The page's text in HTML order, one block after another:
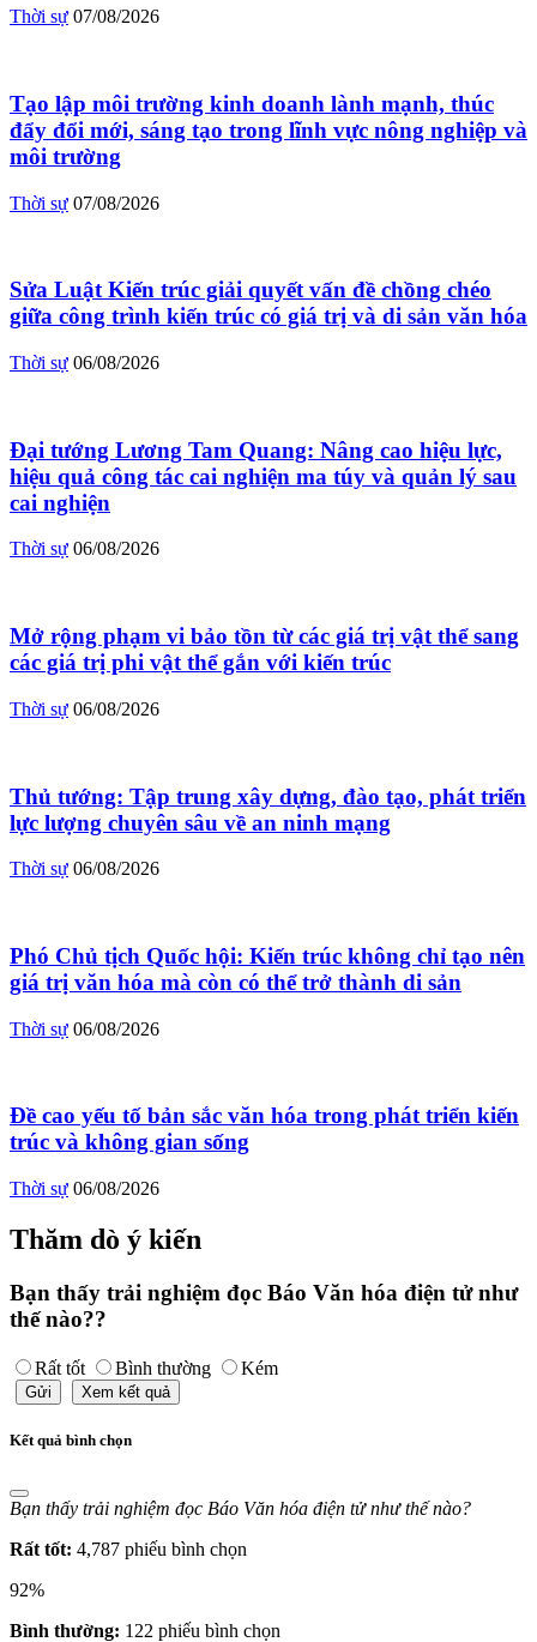
Thời sự 07/08/2026
Tạo lập môi trường kinh doanh lành mạnh, thúc
đẩy đổi mới, sáng tạo trong lĩnh vực nông nghiệp và
môi trường
Thời sự 07/08/2026
Sửa Luật Kiến trúc giải quyết vấn đề chồng chéo
giữa công trình kiến trúc có giá trị và di sản văn hóa
Thời sự 06/08/2026
Đại tướng Lương Tam Quang: Nâng cao hiệu lực,
hiệu quả công tác cai nghiện ma túy và quản lý sau
cai nghiện
Thời sự 06/08/2026
Mở rộng phạm vi bảo tồn từ các giá trị vật thể sang
các giá trị phi vật thể gắn với kiến trúc
Thời sự 06/08/2026
Thủ tướng: Tập trung xây dựng, đào tạo, phát triển
lực lượng chuyên sâu về an ninh mạng
Thời sự 06/08/2026
Phó Chủ tịch Quốc hội: Kiến trúc không chỉ tạo nên
giá trị văn hóa mà còn có thể trở thành di sản
Thời sự 06/08/2026
Đề cao yếu tố bản sắc văn hóa trong phát triển kiến
trúc và không gian sống
Thời sự 06/08/2026
Thăm dò ý kiến
Bạn thấy trải nghiệm đọc Báo Văn hóa điện tử như
thế nào??
Rất tốt Bình thường Kém
Gửi Xem kết quả
Kết quả bình chọn
Bạn thấy trải nghiệm đọc Báo Văn hóa điện tử như thế nào?
Rất tốt: 4,787 phiếu bình chọn
92%
Bình thường: 122 phiếu bình chọn